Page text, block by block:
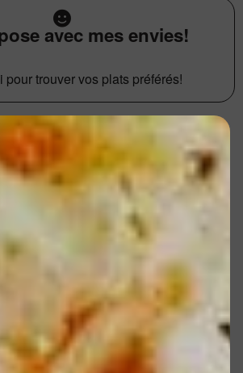
avec mes envies!
pour trouver vos plats préférés!